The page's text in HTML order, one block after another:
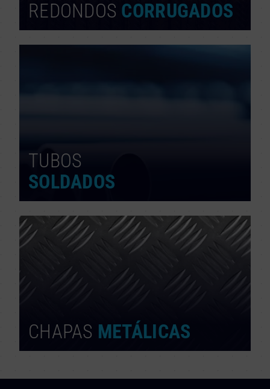
REDONDOS CORRUGADOS
TUBOS
SOLDADOS
CHAPAS METÁLICAS